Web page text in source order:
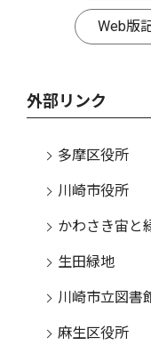
Web版
外部リンク
多摩区役所
川崎市役所
かわさき宙と
生田緑地
川崎市立図書
麻生区役所